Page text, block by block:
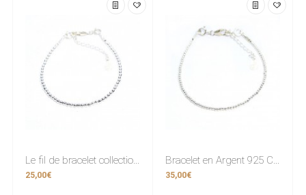
Le fil de bracelet collection “Sempre” Argent 925 2,5mm.
25,00€
Bracelet en Argent 925 Collection “Sempre” 1,8mm.
35,00€